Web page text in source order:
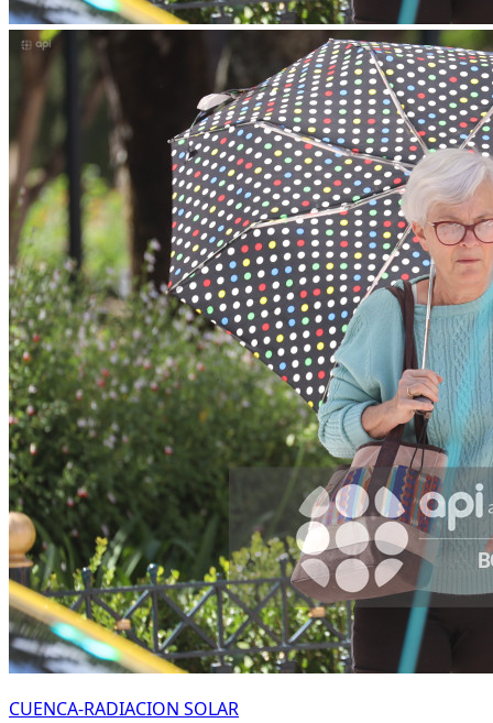
WhatsApp
CUENCA-RADIACION SOLAR